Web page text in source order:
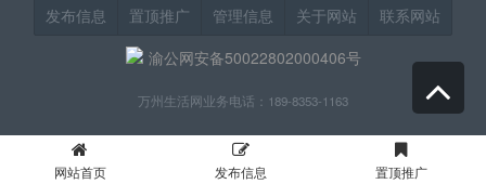
发布信息 置顶推广 管理信息 关于网站
联系网站
渝公网安备50022802000406号
万州生活网业务电话：189-8353-1163
网站首页 发布信息 置顶推广